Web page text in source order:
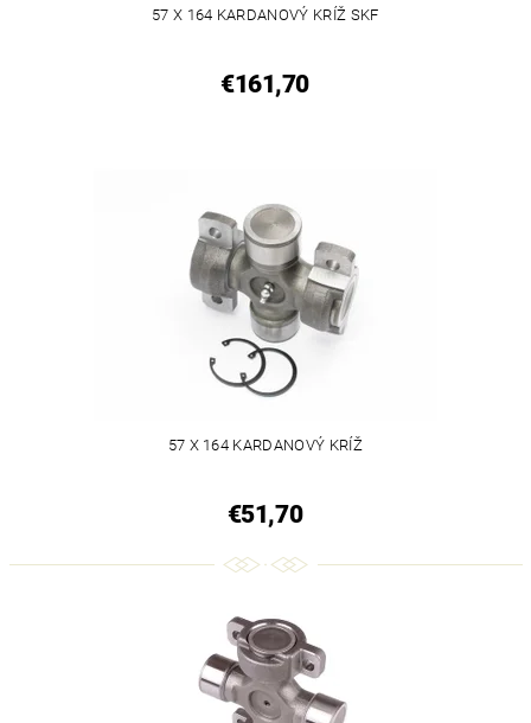
57 X 164 KARDANOVÝ KRÍŽ SKF
€161,70
57 X 164 KARDANOVÝ KRÍŽ
€51,70